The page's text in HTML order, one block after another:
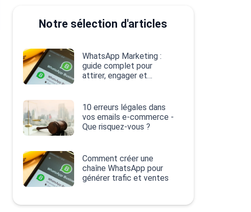
Notre sélection d'articles
WhatsApp Marketing :
guide complet pour
attirer, engager et
10 erreurs légales dans
vos emails e‑commerce -
Que risquez-vous ?
Comment créer une
chaîne WhatsApp pour
générer trafic et ventes